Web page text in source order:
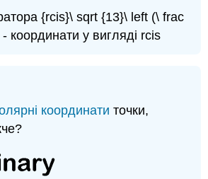
{rcis}\ sqrt {13}\ left (\ frac
координати у вигляді rcis
координати точки,